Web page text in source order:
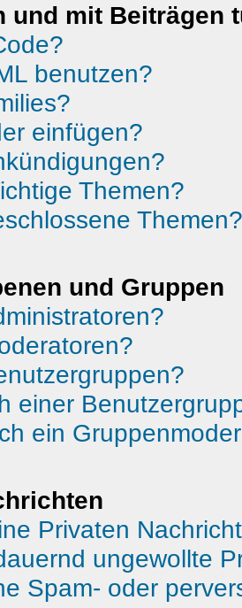
und mit Beiträgen
benutzen?
einfügen?
Themen?
Themen?
und Gruppen
einer
ein
Privaten
ungewollte
Spam- oder